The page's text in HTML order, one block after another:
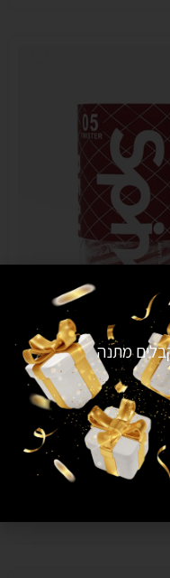
Spinner
₪
350 ₪ ומקבלים מתנה